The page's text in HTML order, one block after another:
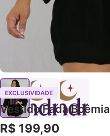
EXCLUSIVIDADE
Vestido Fada Boêmia
R$ 199,90